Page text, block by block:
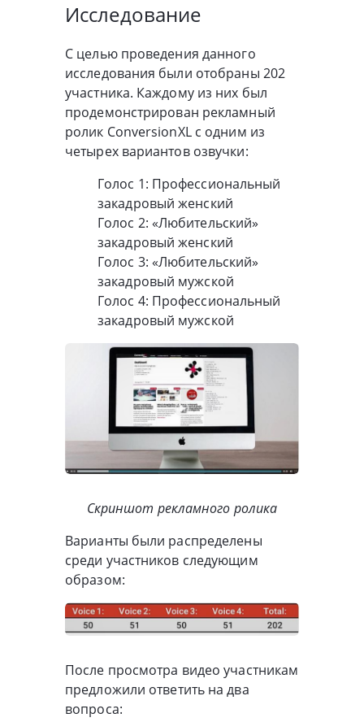
Исследование
С целью проведения данного
исследования были отобраны 202
участника. Каждому из них был
продемонстрирован рекламный
ролик ConversionXL с одним из
четырех вариантов озвучки:
Голос 1: Профессиональный
закадровый женский
Голос 2: «Любительский»
закадровый женский
Голос 3: «Любительский»
закадровый мужской
Голос 4: Профессиональный
закадровый мужской
Скриншот рекламного ролика
Варианты были распределены
среди участников следующим
образом:
После просмотра видео участникам
предложили ответить на два
вопроса: